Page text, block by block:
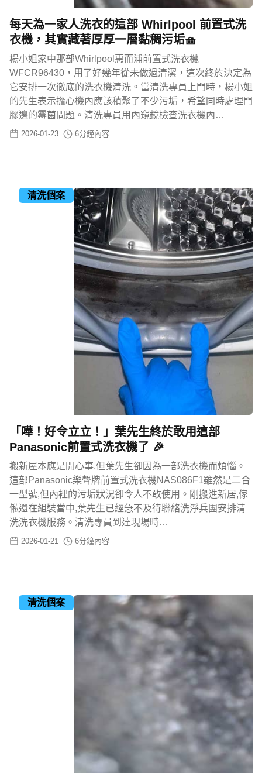
每天為一家人洗衣的這部 Whirlpool 前置式洗
衣機，其實藏著厚厚一層黏稠污垢🧺
楊小姐家中那部Whirlpool惠而浦前置式洗衣機
WFCR96430，用了好幾年從未做過清潔，這次終於決定為
它安排一次徹底的洗衣機清洗。當清洗專員上門時，楊小姐
的先生表示擔心機內應該積聚了不少污垢，希望同時處理門
膠邊的霉菌問題。清洗專員用內窺鏡檢查洗衣機內…
2026-01-23 6分鐘內容
清洗個案
「嘩！好令立立！」葉先生終於敢用這部
Panasonic前置式洗衣機了 🎉
搬新屋本應是開心事,但葉先生卻因為一部洗衣機而煩惱。
這部Panasonic樂聲牌前置式洗衣機NAS086F1雖然是二合
一型號,但內裡的污垢狀況卻令人不敢使用。剛搬進新居,傢
俬還在組裝當中,葉先生已經急不及待聯絡洗淨兵團安排清
洗洗衣機服務。清洗專員到達現場時…
2026-01-21 6分鐘內容
清洗個案